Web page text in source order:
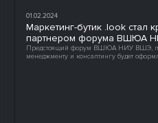
01.02.2024
Маркетинг-бутик .look стал
партнером форума ВШЮА
Предстоящий форум ВШЮА НИУ ВШЭ,
менеджменту и консалтингу будет